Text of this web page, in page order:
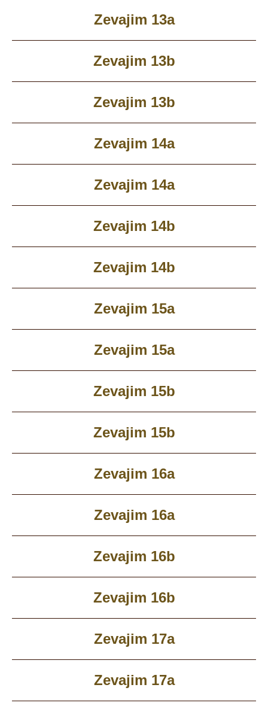
Zevajim 13a
Zevajim 13b
Zevajim 13b
Zevajim 14a
Zevajim 14a
Zevajim 14b
Zevajim 14b
Zevajim 15a
Zevajim 15a
Zevajim 15b
Zevajim 15b
Zevajim 16a
Zevajim 16a
Zevajim 16b
Zevajim 16b
Zevajim 17a
Zevajim 17a